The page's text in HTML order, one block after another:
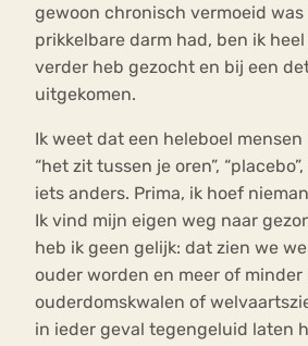
gewoon chronisch vermoeid was
prikkelbare darm had, ben ik
verder heb gezocht en bij een
uitgekomen.
Ik weet dat een heleboel
“het zit tussen je oren”, “placebo”,
iets anders. Prima, ik hoef
Ik vind mijn eigen weg naar
heb ik geen gelijk: dat zien we
ouder worden en meer of
ouderdomskwalen of
in ieder geval tegengeluid laten